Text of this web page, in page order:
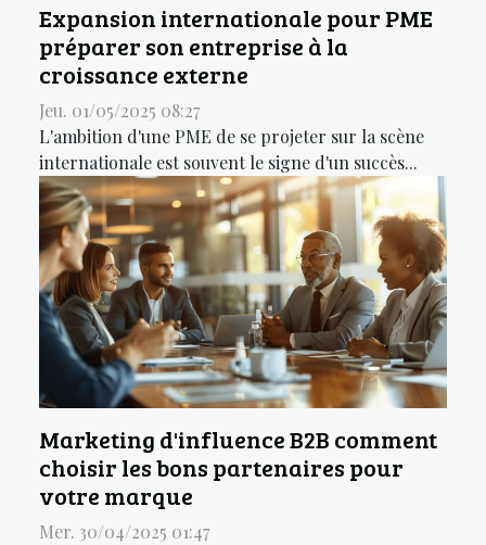
Expansion internationale pour PME
préparer son entreprise à la
croissance externe
Jeu. 01/05/2025 08:27
L'ambition d'une PME de se projeter sur la scène
internationale est souvent le signe d'un succès...
Marketing d'influence B2B comment
choisir les bons partenaires pour
votre marque
Mer. 30/04/2025 01:47